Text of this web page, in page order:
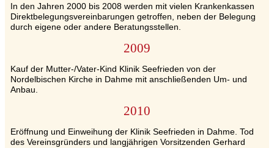
In den Jahren 2000 bis 2008 werden mit vielen Krankenkassen
Direktbelegungsvereinbarungen getroffen, neben der Belegung
durch eigene oder andere Beratungsstellen.
2009
Kauf der Mutter-/Vater-Kind Klinik Seefrieden von der
Nordelbischen Kirche in Dahme mit anschließenden Um- und
Anbau.
2010
Eröffnung und Einweihung der Klinik Seefrieden in Dahme. Tod
des Vereinsgründers und langjährigen Vorsitzenden Gerhard